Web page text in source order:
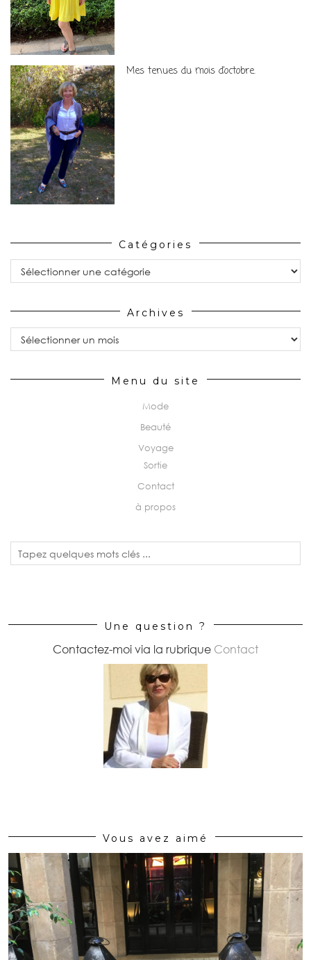
Mes tenues du mois d’octobre.
Catégories
Catégories
Archives
Archives
Menu du site
Mode
Beauté
Voyage
Sortie
Contact
à propos
Une question ?
Contactez-moi via la rubrique Contact
Vous avez aimé